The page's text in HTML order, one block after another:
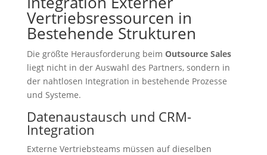
Vertriebsressourcen in
Bestehende Strukturen
Die größte Herausforderung beim Outsource Sales
liegt nicht in der Auswahl des Partners, sondern in
der nahtlosen Integration in bestehende Prozesse
und Systeme.
Datenaustausch und CRM-
Integration
Externe Vertriebsteams müssen auf dieselben